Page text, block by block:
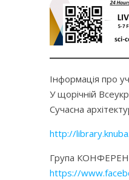
Інформація про
У щорічній
Сучасна
http://
Група
https://